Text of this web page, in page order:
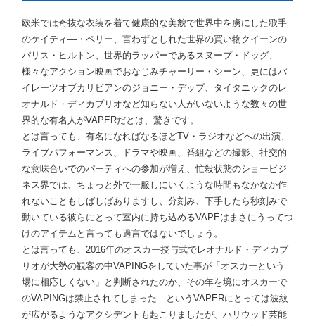
欧米では奇抜な衣装を着て健康的な美貌で世界中を虜にした歌手
のケイティ―・ペリー、言わずとしれた世界の買い物クイーンの
パリス・ヒルトン、世界的ラッパーであるスヌープ・ドッグ、
様々なアクション映画でおなじみチャーリー・シーン、更にはパ
イレーツオブカリビアンのジョニー・デップ、タイタニックのレ
オナルド・ディカプリオなど知らない人がいないような数々の世
界的な有名人がVAPERだとは、驚きです。
とは言っても、有名になればなるほどTV・ラジオなどへの出演、
ライブパフォーマンス、ドラマや映画、番組などの撮影、社交的
な意味合いでのパーティへの参加が増え、忙殺状態のショービジ
ネス界では、ちょっと外で一服しにいくような時間もなかなか作
れないこともしばしばありますし、分刻み、下手したら秒刻みで
動いている彼らにとって室内に持ち込めるVAPEはまさにうってつ
けのアイテムと言っても過言ではないでしょう。
とは言っても、2016年のオスカー授与式でレオナルド・ディカプ
リオが大勢の観客の中VAPINGをしていた事が「オスカーという
場に相応しくない」と判断されたのか、その年を境にオスカーで
のVAPINGは禁止されてしまった…というVAPERにとっては波紋
が広がるようなアクシデントも起こりましたが、ハリウッド芸能